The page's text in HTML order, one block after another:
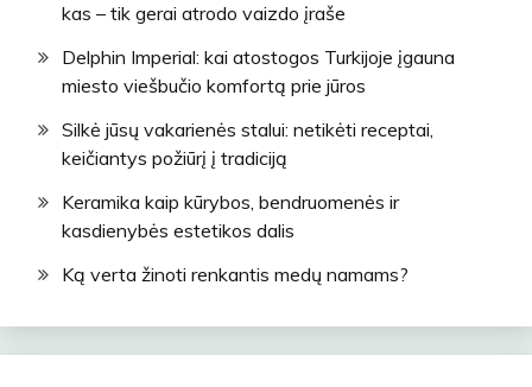
kas – tik gerai atrodo vaizdo įraše
Delphin Imperial: kai atostogos Turkijoje įgauna
miesto viešbučio komfortą prie jūros
Silkė jūsų vakarienės stalui: netikėti receptai,
keičiantys požiūrį į tradiciją
Keramika kaip kūrybos, bendruomenės ir
kasdienybės estetikos dalis
Ką verta žinoti renkantis medų namams?